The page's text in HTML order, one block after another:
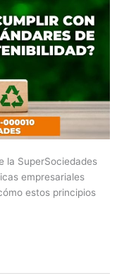
la SuperSociedades
empresariales
estos principios